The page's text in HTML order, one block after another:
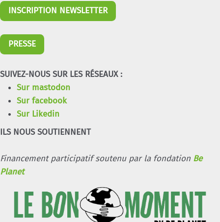
INSCRIPTION NEWSLETTER
PRESSE
SUIVEZ-NOUS SUR LES RÉSEAUX :
Sur mastodon
Sur facebook
Sur Likedin
ILS NOUS SOUTIENNENT
Financement participatif soutenu par la fondation Be
Planet